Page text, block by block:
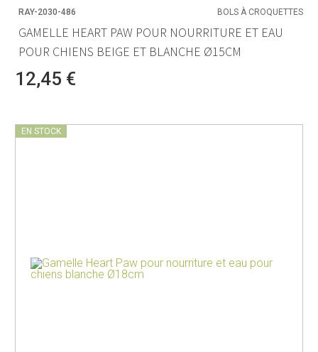
RAY-2030-486 BOLS À CROQUETTES
GAMELLE HEART PAW POUR NOURRITURE ET EAU
POUR CHIENS BEIGE ET BLANCHE Ø15CM
12,45 €
EN STOCK